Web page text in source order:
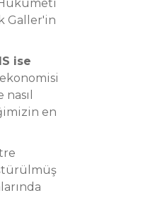
Galler'in
ise
en